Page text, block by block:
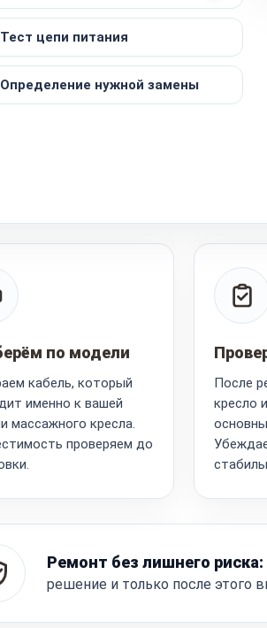
Тест цепи питания
Определение нужной замены
по модели
кабель, который
именно к вашей
массажного кресла.
проверяем до
После
кресло
Ремонт без лишнего риска:
решение и только после этого